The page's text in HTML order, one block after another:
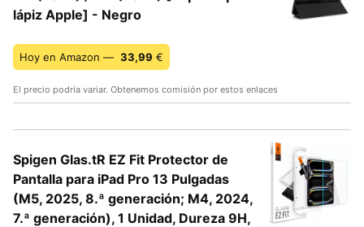
lápiz Apple] - Negro
Hoy en Amazon — 33,99 €
El precio podría variar. Obtenemos comisión por estos enlaces
Spigen Glas.tR EZ Fit Protector de
Pantalla para iPad Pro 13 Pulgadas
(M5, 2025, 8.ª generación; M4, 2024,
7.ª generación), 1 Unidad, Dureza 9H,